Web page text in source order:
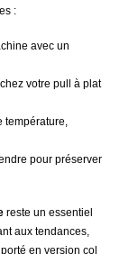
:
avec un
votre pull à plat
pour préserver
reste un essentiel
aux tendances,
en version col